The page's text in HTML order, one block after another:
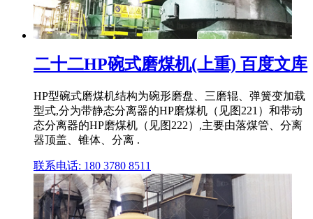
二十二HP碗式磨煤机(上重) 百度文库
HP型碗式磨煤机结构为碗形磨盘、三磨辊、弹簧变加载
型式,分为带静态分离器的HP磨煤机（见图221）和带动
态分离器的HP磨煤机（见图222）,主要由落煤管、分离
器顶盖、锥体、分离 .
联系电话: 180 3780 8511